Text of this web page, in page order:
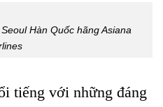
Hàn Quốc hãng Asiana
tiếng với những đáng